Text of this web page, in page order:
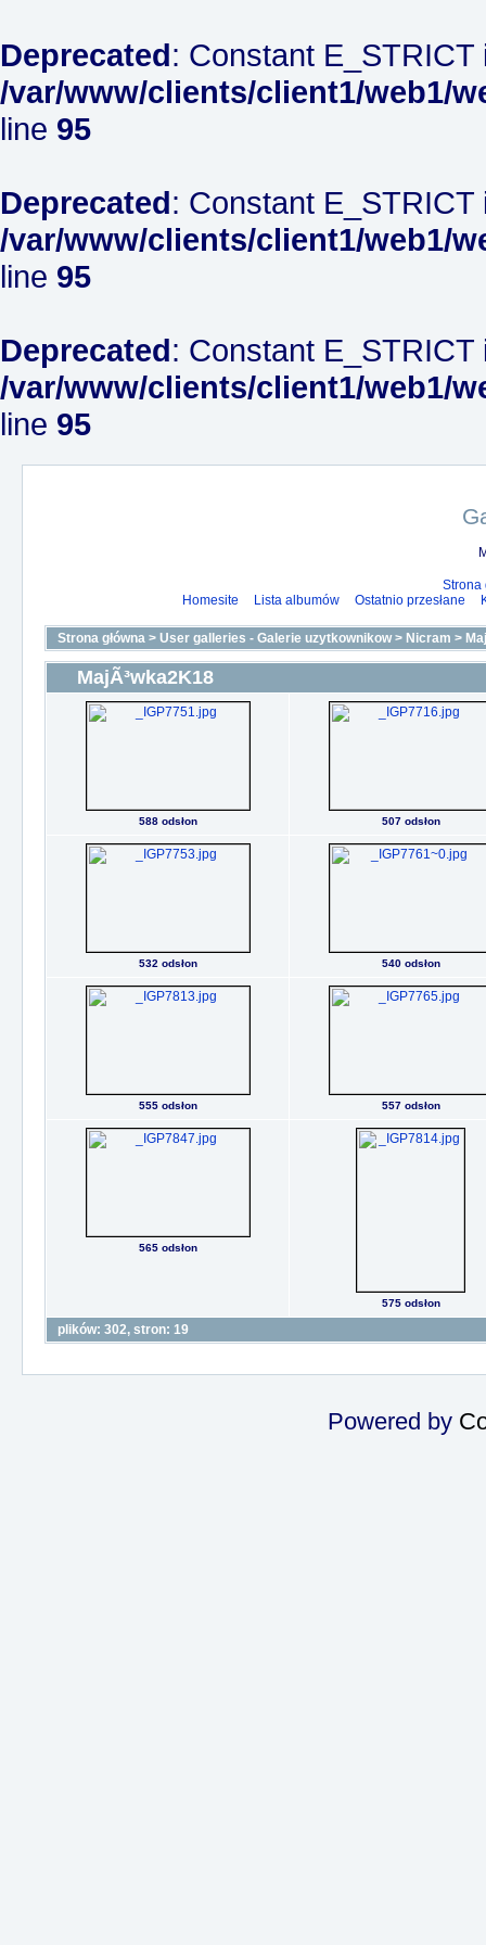
Deprecated: Constant
/var/www/clients/client1/web1/
line 95
Deprecated: Constant
/var/www/clients/client1/web1/
line 95
Deprecated: Constant
/var/www/clients/client1/web1/
line 95
Strona
Homesite
Lista albumów Ostatnio przesłane
Strona główna > User galleries - Galerie uzytkownikow> Nicram >
MajÃ³wka2K18
588 odsłon 507 odsłon
532 odsłon 540 odsłon
555 odsłon 557 odsłon
565 odsłon
575 odsłon
plików: 302, stron: 19
Powered by